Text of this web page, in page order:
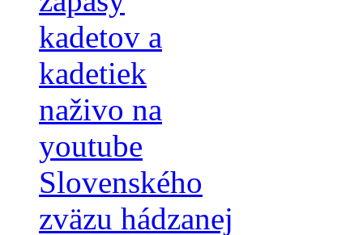
kadetov a
kadetiek
naživo na
youtube
Slovenského
zväzu hádzanej